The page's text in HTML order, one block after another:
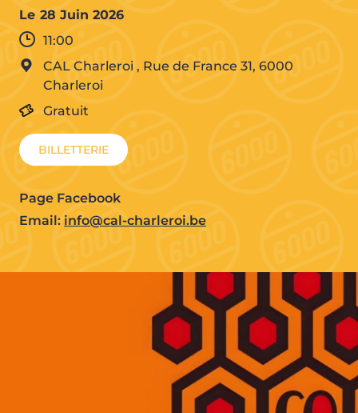
Le 28 Juin 2026
11:00
CAL Charleroi , Rue de France 31, 6000
Charleroi
Gratuit
BILLETTERIE
Page Facebook
Email: info@cal-charleroi.be